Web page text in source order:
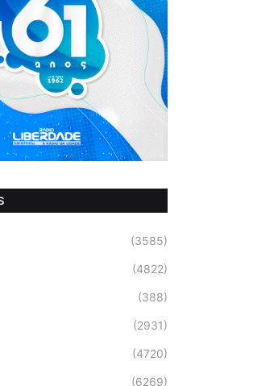
(3585)
(4822)
(388)
(2931)
(4720)
(6269)